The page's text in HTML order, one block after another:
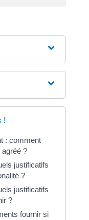
!
: comment
agréé ?
justificatifs
?
justificatifs
?
fournir si